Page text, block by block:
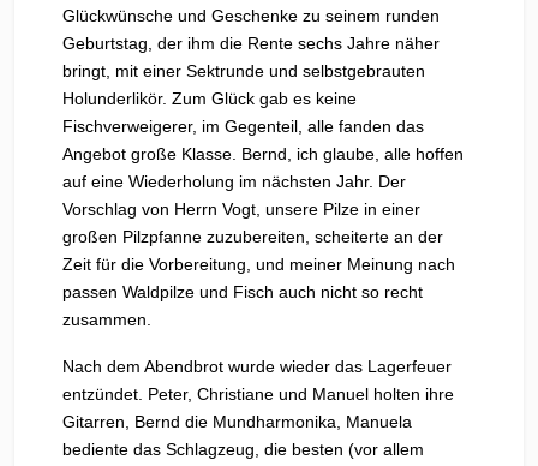
Glückwünsche und Geschenke zu seinem runden
Geburtstag, der ihm die Rente sechs Jahre näher
bringt, mit einer Sektrunde und selbstgebrauten
Holunderlikör. Zum Glück gab es keine
Fischverweigerer, im Gegenteil, alle fanden das
Angebot große Klasse. Bernd, ich glaube, alle hoffen
auf eine Wiederholung im nächsten Jahr. Der
Vorschlag von Herrn Vogt, unsere Pilze in einer
großen Pilzpfanne zuzubereiten, scheiterte an der
Zeit für die Vorbereitung, und meiner Meinung nach
passen Waldpilze und Fisch auch nicht so recht
zusammen.
Nach dem Abendbrot wurde wieder das Lagerfeuer
entzündet. Peter, Christiane und Manuel holten ihre
Gitarren, Bernd die Mundharmonika, Manuela
bediente das Schlagzeug, die besten (vor allem